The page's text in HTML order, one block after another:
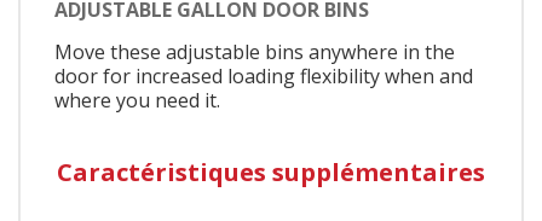
ADJUSTABLE GALLON DOOR BINS
Move these adjustable bins anywhere in the
door for increased loading flexibility when and
where you need it.
Caractéristiques supplémentaires